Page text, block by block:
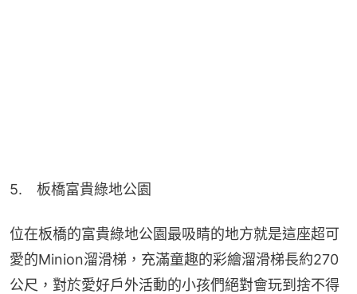
5.　板橋富貴綠地公園
位在板橋的富貴綠地公園最吸睛的地方就是這座超可
愛的Minion溜滑梯，充滿童趣的彩繪溜滑梯長約270
公尺，對於愛好戶外活動的小孩們絕對會玩到捨不得